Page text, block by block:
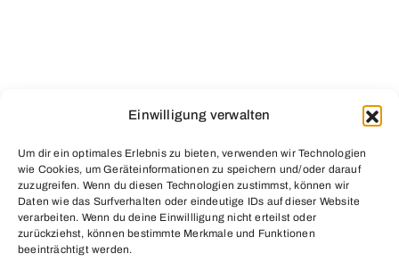
Einwilligung verwalten
Um dir ein optimales Erlebnis zu bieten, verwenden wir Technologien
wie Cookies, um Geräteinformationen zu speichern und/oder darauf
zuzugreifen. Wenn du diesen Technologien zustimmst, können wir
Daten wie das Surfverhalten oder eindeutige IDs auf dieser Website
verarbeiten. Wenn du deine Einwillligung nicht erteilst oder
zurückziehst, können bestimmte Merkmale und Funktionen
beeinträchtigt werden.
Grimmelshausengasse 10 / Ecke Neulinggasse